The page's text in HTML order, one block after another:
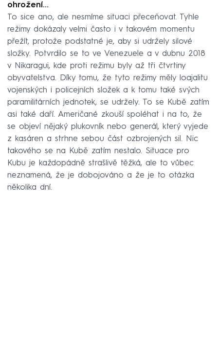
ohrožení…
To sice ano, ale nesmíme situaci přeceňovat. Tyhle
režimy dokázaly velmi často i v takovém momentu
přežít, protože podstatné je, aby si udržely silové
složky. Potvrdilo se to ve Venezuele a v dubnu 2018
v Nikaragui, kde proti režimu byly až tři čtvrtiny
obyvatelstva. Díky tomu, že tyto režimy měly loajalitu
vojenských i policejních složek a k tomu také svých
paramilitárních jednotek, se udržely. To se Kubě zatím
asi také daří. Američané zkouší spoléhat i na to, že
se objeví nějaký plukovník nebo generál, který vyjede
z kasáren a strhne sebou část ozbrojených sil. Nic
takového se na Kubě zatím nestalo. Situace pro
Kubu je každopádně strašlivě těžká, ale to vůbec
neznamená, že je dobojováno a že je to otázka
několika dní.